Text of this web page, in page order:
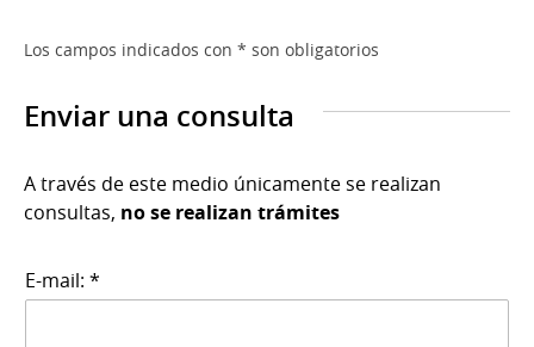
Los campos indicados con * son obligatorios
Enviar una consulta
A través de este medio únicamente se realizan
consultas, no se realizan trámites
E-mail: *